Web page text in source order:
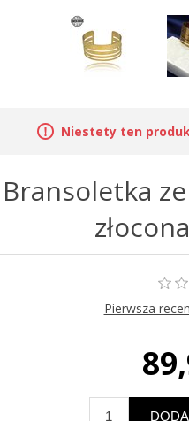
Niestety ten
Bransoletka
Pierwsza